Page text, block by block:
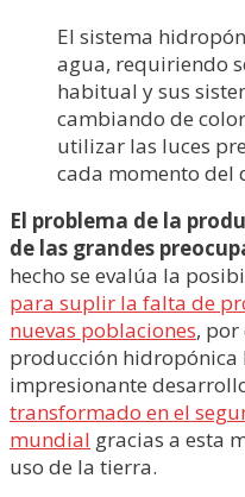
El sistema
agua, requiriendo
habitual y sus
cambiando de
utilizar las luces
cada momento del
El problema de la
de las grandes
hecho se evalúa la
para suplir la falta de
nuevas poblaciones,
producción hidropónica
impresionante
transformado en el
mundial gracias a esta
uso de la tierra.